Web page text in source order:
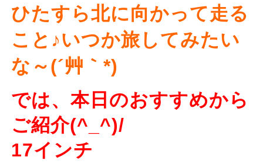
ひたすら北に向かって走る
こと♪いつか旅してみたい
な～(´艸｀*)
では、本日のおすすめから
ご紹介(^_^)/
17インチ